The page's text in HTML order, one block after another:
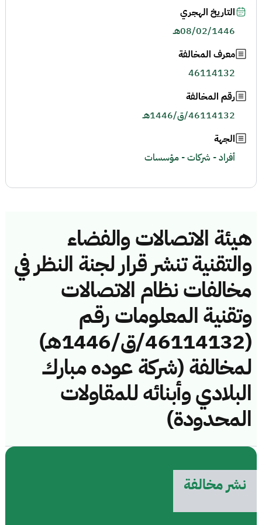
هيئة الاتصالات والفضاء
والتقنية تنشر قرار لجنة النظر في
مخالفات نظام الاتصالات
وتقنية المعلومات رقم
(46114132/ق/1446هـ)
لمخالفة (شركة عوده مبارك
البلادي وأبنائه للمقاولات
المحدودة)
نشر مخالفة
التاريخ الهجري
08/02/1446هـ
معرف المخالفة
46114132
رقم المخالفة
46114132/ق/1446هـ
الجهة
أفراد - شركات - مؤسسات